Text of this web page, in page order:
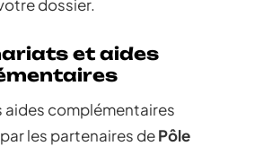
dossier.
et aides
aides complémentaires
les partenaires dePôle